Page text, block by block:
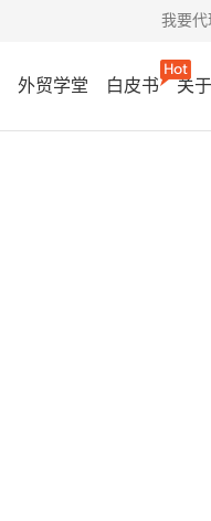
我要代
外贸学堂 白皮书 关